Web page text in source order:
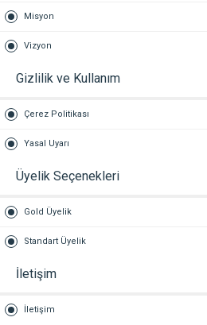
Misyon
Vizyon
Gizlilik ve Kullanım
Çerez Politikası
Yasal Uyarı
Üyelik Seçenekleri
Gold Üyelik
Standart Üyelik
İletişim
İletişim